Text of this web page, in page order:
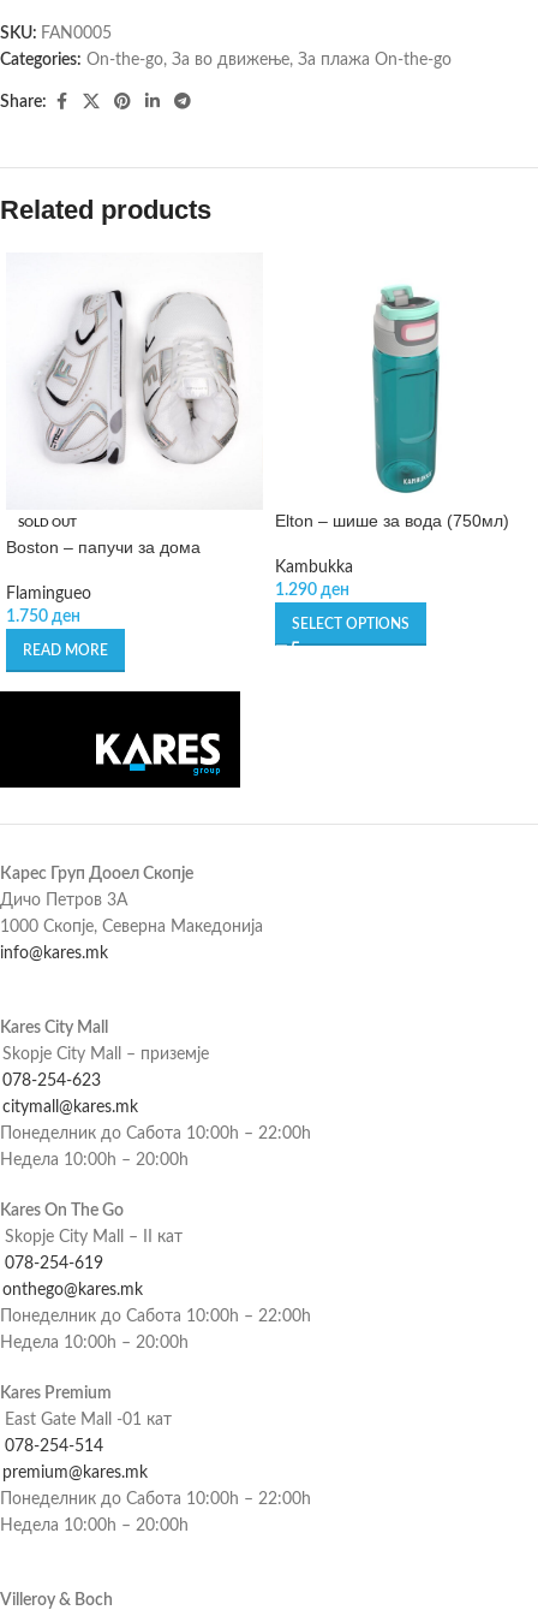
SKU: FAN0005
Categories: On-the-go, За во движење, За плажа On-the-go
Share:
Related products
SOLD OUT
Boston – папучи за дома
Flamingueo
1.750 ден
READ MORE
Elton – шише за вода (750мл)
Kambukka
1.290 ден
SELECT OPTIONS
Карес Груп Дооел Скопје
Дичо Петров 3А
1000 Скопје, Северна Македонија
info@kares.mk
Kares City Mall
Skopje City Mall – приземје
078-254-623
citymall@kares.mk
Понеделник до Сабота 10:00h – 22:00h
Недела 10:00h – 20:00h
Kares On The Go
Skopje City Mall – II кат
078-254-619
onthego@kares.mk
Понеделник до Сабота 10:00h – 22:00h
Недела 10:00h – 20:00h
Kares Premium
East Gate Mall -01 кат
078-254-514
premium@kares.mk
Понеделник до Сабота 10:00h – 22:00h
Недела 10:00h – 20:00h
Villeroy & Boch